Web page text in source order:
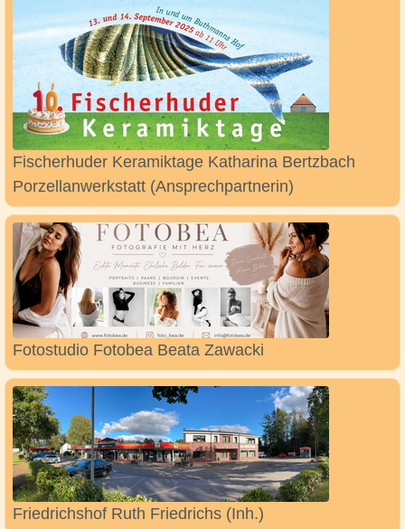
Fischerhuder Keramiktage Katharina Bertzbach
Porzellanwerkstatt (Ansprechpartnerin)
Fotostudio Fotobea Beata Zawacki
Friedrichshof Ruth Friedrichs (Inh.)